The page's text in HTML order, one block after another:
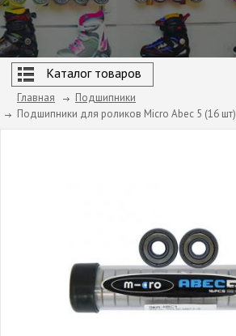
Каталог товаров
Главная
Подшипники
Подшипники для роликов Micro Abec 5 (16 шт)